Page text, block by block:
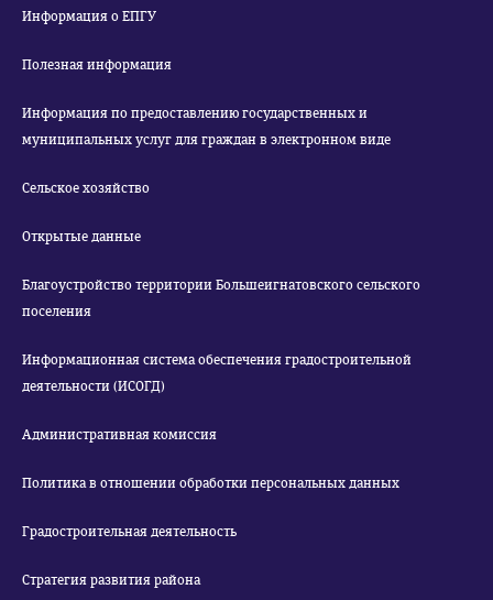
Информация о ЕПГУ
Полезная информация
Информация по предоставлению государственных и
муниципальных услуг для граждан в электронном виде
Сельское хозяйство
Открытые данные
Благоустройство территории Большеигнатовского сельского
поселения
Информационная система обеспечения градостроительной
деятельности (ИСОГД)
Административная комиссия
Политика в отношении обработки персональных данных
Градостроительная деятельность
Стратегия развития района